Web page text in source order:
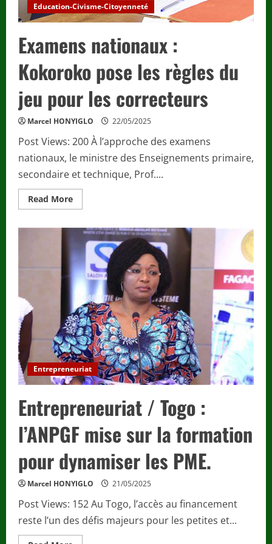
Education-Civisme-Citoyenneté
Examens nationaux :
Kokoroko pose les règles du
jeu pour les correcteurs
Marcel HONYIGLO 22/05/2025
Post Views: 200 À l’approche des examens
nationaux, le ministre des Enseignements primaire,
secondaire et technique, Prof....
Read MoreRead
more
nationaux
:
Kokoroko
pose
les
règles
du
pour
les
correcteurs
Entrepreneuriat
Entrepreneuriat / Togo :
l’ANPGF mise sur la formation
pour dynamiser les PME.
Marcel HONYIGLO 21/05/2025
Post Views: 152 Au Togo, l’accès au financement
reste l’un des défis majeurs pour les petites et...